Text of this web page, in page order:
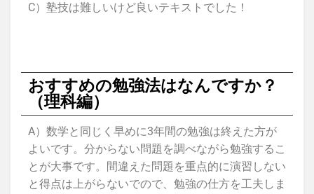
C）塾技は難しいけど良いテキストでした！
おすすめの勉強法はなんですか？
（理科編）
A）数学と同じく早めに3年間の勉強は終えた方が
よいです。分からない問題を調べながら勉強するこ
とが大事です。間違えた問題を重点的に演習しない
と得点は上がらないでので、勉強の仕方を工夫しま